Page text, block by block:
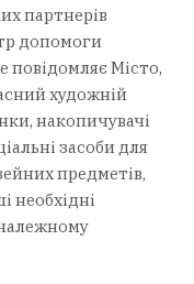
партнерів
допомоги
повідомляє Місто,
художній
накопичувачі
засоби для
предметів,
необхідні